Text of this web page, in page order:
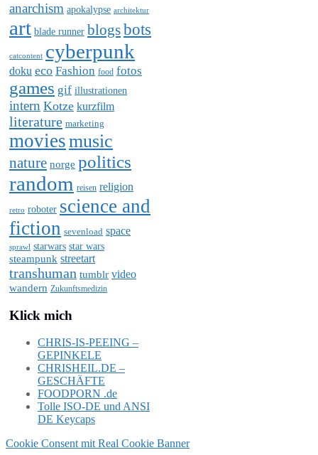
anarchism apokalypse architektur
art blade runner blogsbots
catcontent cyberpunk
doku eco Fashion food fotos
games gif illustrationen
intern Kotze kurzfilm
literature marketing
moviesmusic
nature norge politics
random reisen religion
retro roboter science and
fiction sevenload space
sprawl starwars star wars
steampunk streetart
transhuman tumblr video
wandern Zukunftsmedizin
Klick mich
CHRIS-IS-PEEING –
GEPINKELE
CHRISHEIL.DE –
GESCHÄFTE
FOODPORN .de
Tolle ISO-DE und ANSI
DE Keycaps
Cookie Consent mit Real Cookie Banner